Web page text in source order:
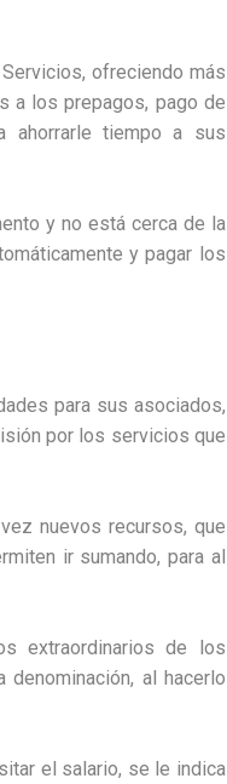
ofreciendo más
a los prepagos, pago de
ahorrarle tiempo a sus
y no está cerca de la
y pagar los
para sus asociados,
por los servicios que
nuevos recursos, que
ir sumando, para al
extraordinarios de los
denominación, al hacerlo
el salario, se le indica